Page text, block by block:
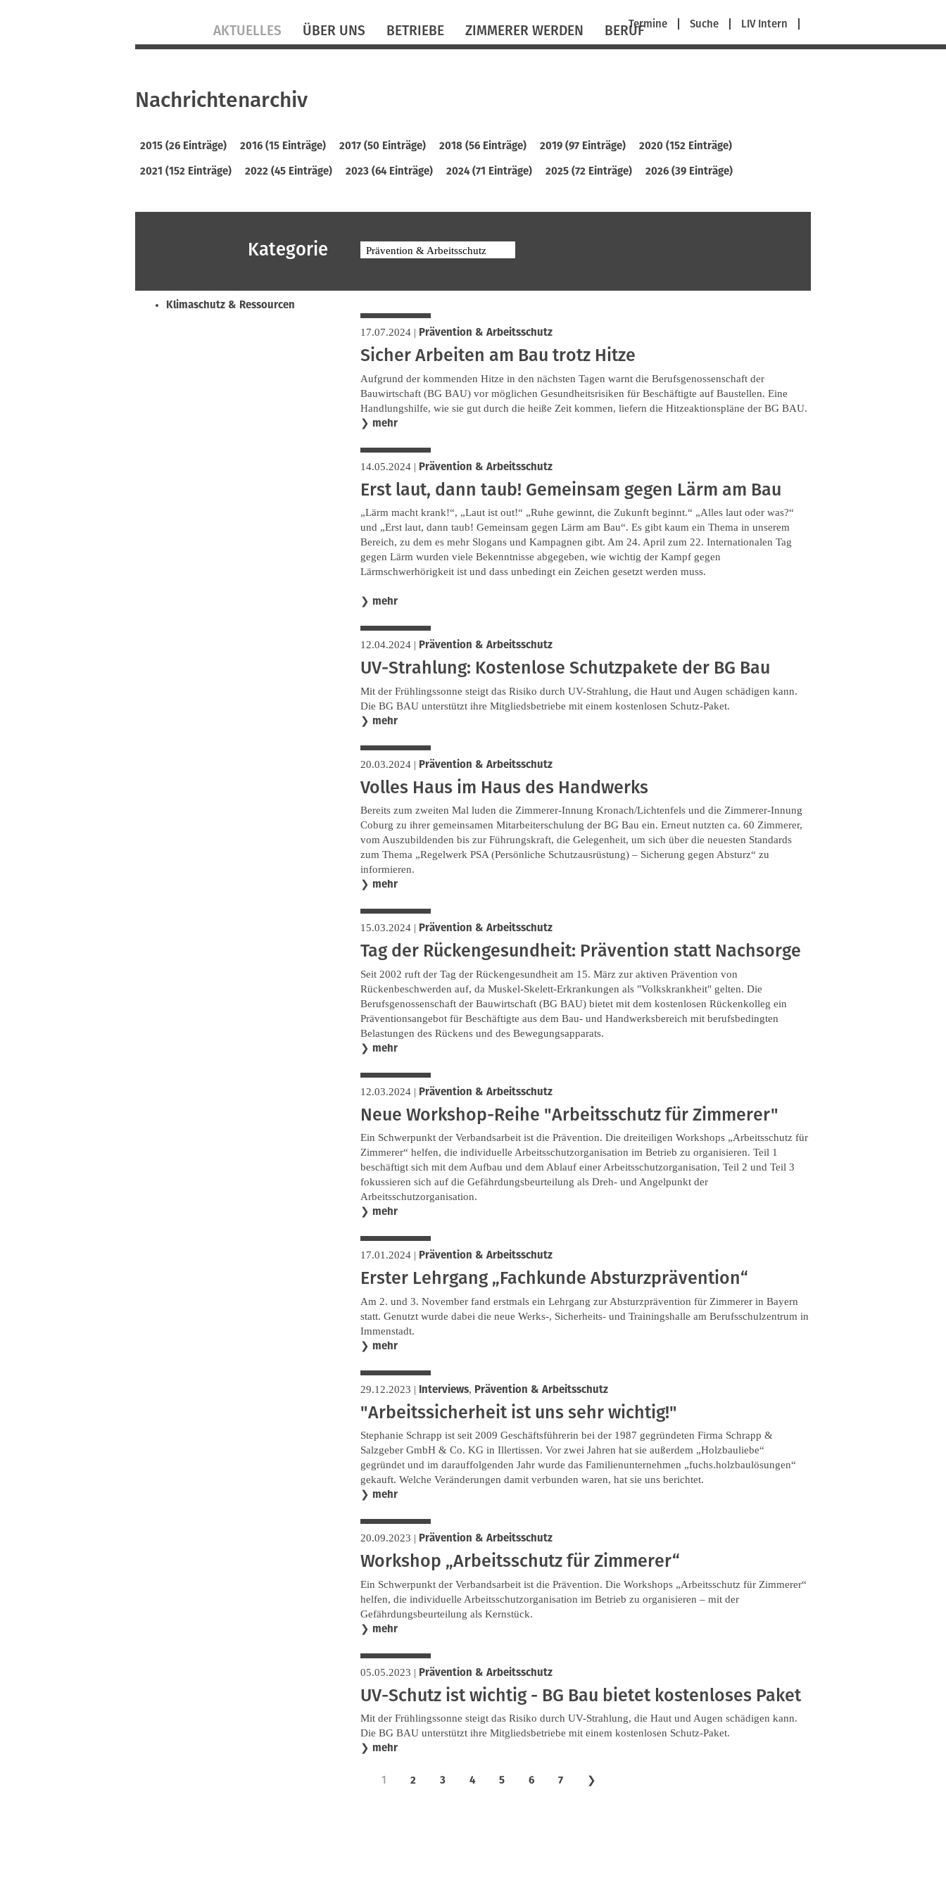
Navigation
überspringen
Termine Suche LIV Intern
überspringen
AKTUELLES ÜBER UNS BETRIEBE ZIMMERER WERDEN BERUF
Nachrichtenarchiv
2015 (26 Einträge) 2016 (15 Einträge) 2017 (50 Einträge) 2018 (56 Einträge) 2019 (97 Einträge)
2020 (152 Einträge)
2021 (152 Einträge)
2022 (45 Einträge) 2023 (64 Einträge) 2024 (71 Einträge) 2025 (72 Einträge) 2026 (39 Einträge)
Kategorie Prävention & Arbeitsschutz
Klimaschutz & Ressourcen
17.07.2024| Prävention & Arbeitsschutz
Sicher Arbeiten am Bau trotz Hitze
Aufgrund der kommenden Hitze in den nächsten Tagen warnt die Berufsgenossenschaft der
Bauwirtschaft (BG BAU) vor möglichen Gesundheitsrisiken für Beschäftigte auf Baustellen. Eine
Handlungshilfe, wie sie gut durch die heiße Zeit kommen, liefern die Hitzeaktionspläne der BG BAU.
❯ mehr
14.05.2024| Prävention & Arbeitsschutz
Erst laut, dann taub! Gemeinsam gegen Lärm am Bau
„Lärm macht krank!“, „Laut ist out!“ „Ruhe gewinnt, die Zukunft beginnt.“ „Alles laut oder was?“
und „Erst laut, dann taub! Gemeinsam gegen Lärm am Bau“. Es gibt kaum ein Thema in unserem
Bereich, zu dem es mehr Slogans und Kampagnen gibt. Am 24. April zum 22. Internationalen Tag
gegen Lärm wurden viele Bekenntnisse abgegeben, wie wichtig der Kampf gegen
Lärmschwerhörigkeit ist und dass unbedingt ein Zeichen gesetzt werden muss.
❯ mehr
12.04.2024| Prävention & Arbeitsschutz
UV-Strahlung: Kostenlose Schutzpakete der BG Bau
Mit der Frühlingssonne steigt das Risiko durch UV-Strahlung, die Haut und Augen schädigen kann.
Die BG BAU unterstützt ihre Mitgliedsbetriebe mit einem kostenlosen Schutz-Paket.
❯ mehr
20.03.2024| Prävention & Arbeitsschutz
Volles Haus im Haus des Handwerks
Bereits zum zweiten Mal luden die Zimmerer-Innung Kronach/Lichtenfels und die Zimmerer-Innung
Coburg zu ihrer gemeinsamen Mitarbeiterschulung der BG Bau ein. Erneut nutzten ca. 60 Zimmerer,
vom Auszubildenden bis zur Führungskraft, die Gelegenheit, um sich über die neuesten Standards
zum Thema „Regelwerk PSA (Persönliche Schutzausrüstung) – Sicherung gegen Absturz“ zu
informieren.
❯ mehr
15.03.2024| Prävention & Arbeitsschutz
Tag der Rückengesundheit: Prävention statt Nachsorge
Seit 2002 ruft der Tag der Rückengesundheit am 15. März zur aktiven Prävention von
Rückenbeschwerden auf, da Muskel-Skelett-Erkrankungen als "Volkskrankheit" gelten. Die
Berufsgenossenschaft der Bauwirtschaft (BG BAU) bietet mit dem kostenlosen Rückenkolleg ein
Präventionsangebot für Beschäftigte aus dem Bau- und Handwerksbereich mit berufsbedingten
Belastungen des Rückens und des Bewegungsapparats.
❯ mehr
12.03.2024| Prävention & Arbeitsschutz
Neue Workshop-Reihe "Arbeitsschutz für Zimmerer"
Ein Schwerpunkt der Verbandsarbeit ist die Prävention. Die dreiteiligen Workshops „Arbeitsschutz für
Zimmerer“ helfen, die individuelle Arbeitsschutzorganisation im Betrieb zu organisieren. Teil 1
beschäftigt sich mit dem Aufbau und dem Ablauf einer Arbeitsschutzorganisation, Teil 2 und Teil 3
fokussieren sich auf die Gefährdungsbeurteilung als Dreh- und Angelpunkt der
Arbeitsschutzorganisation.
❯ mehr
17.01.2024| Prävention & Arbeitsschutz
Erster Lehrgang „Fachkunde Absturzprävention“
Am 2. und 3. November fand erstmals ein Lehrgang zur Absturzprävention für Zimmerer in Bayern
statt. Genutzt wurde dabei die neue Werks-, Sicherheits- und Trainingshalle am Berufsschulzentrum in
Immenstadt.
❯ mehr
29.12.2023 | Interviews, Prävention & Arbeitsschutz
"Arbeitssicherheit ist uns sehr wichtig!"
Stephanie Schrapp ist seit 2009 Geschäftsführerin bei der 1987 gegründeten Firma Schrapp &
Salzgeber GmbH & Co. KG in Illertissen. Vor zwei Jahren hat sie außerdem „Holzbauliebe“
gegründet und im darauffolgenden Jahr wurde das Familienunternehmen „fuchs.holzbaulösungen“
gekauft. Welche Veränderungen damit verbunden waren, hat sie uns berichtet.
❯ mehr
20.09.2023 | Prävention & Arbeitsschutz
Workshop „Arbeitsschutz für Zimmerer“
Ein Schwerpunkt der Verbandsarbeit ist die Prävention. Die Workshops „Arbeitsschutz für Zimmerer“
helfen, die individuelle Arbeitsschutzorganisation im Betrieb zu organisieren – mit der
Gefährdungsbeurteilung als Kernstück.
❯ mehr
05.05.2023 | Prävention & Arbeitsschutz
UV-Schutz ist wichtig - BG Bau bietet kostenloses Paket
Mit der Frühlingssonne steigt das Risiko durch UV-Strahlung, die Haut und Augen schädigen kann.
Die BG BAU unterstützt ihre Mitgliedsbetriebe mit einem kostenlosen Schutz-Paket.
❯ mehr
1 2 3 4 5 6 7 ❯